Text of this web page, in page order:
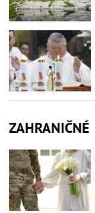
ZAHRANIČNÉ